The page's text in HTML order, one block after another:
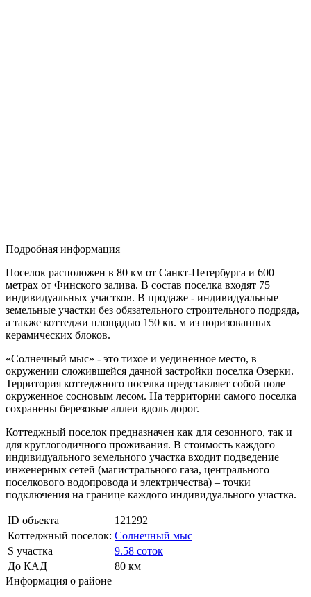
Подробная информация
Поселок расположен в 80 км от Санкт-Петербурга и 600
метрах от Финского залива. В состав поселка входят 75
индивидуальных участков. В продаже - индивидуальные
земельные участки без обязательного строительного подряда,
а также коттеджи площадью 150 кв. м из поризованных
керамических блоков.
«Солнечный мыс» - это тихое и уединенное место, в
окружении сложившейся дачной застройки поселка Озерки.
Территория коттеджного поселка представляет собой поле
окруженное сосновым лесом. На территории самого поселка
сохранены березовые аллеи вдоль дорог.
Коттеджный поселок предназначен как для сезонного, так и
для круглогодичного проживания. В стоимость каждого
индивидуального земельного участка входит подведение
инженерных сетей (магистрального газа, центрального
поселкового водопровода и электричества) – точки
подключения на границе каждого индивидуального участка.
ID объекта
121292
Коттеджный поселок: Солнечный мыс
S участка
9.58 соток
До КАД
80 км
Информация о районе